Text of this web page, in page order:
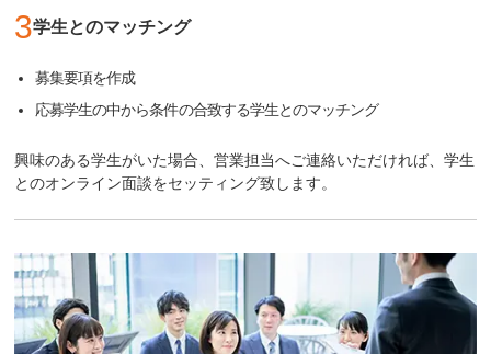
3学生とのマッチング
募集要項を作成
応募学生の中から条件の合致する学生とのマッチング
興味のある学生がいた場合、営業担当へご連絡いただければ、学生
とのオンライン面談をセッティング致します。